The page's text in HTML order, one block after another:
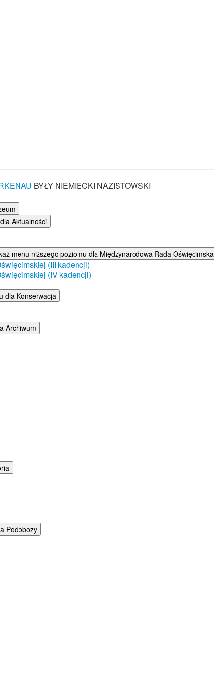
BYŁY NIEMIECKI NAZISTOWSKI
Aktualności
menu niższego poziomu dla Międzynarodowa Rada Oświęcimska
(III kadencji)
(IV kadencji)
dla Konserwacja
Archiwum
Podobozy